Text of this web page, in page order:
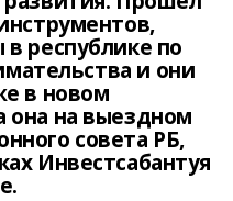
республике по
и они
в новом
на выездном
совета РБ,
Инвестсабантуя